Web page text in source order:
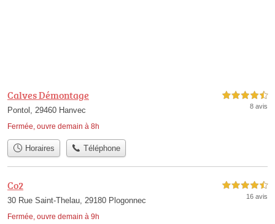
Calves Démontage
Pontol, 29460 Hanvec
Fermée, ouvre demain à 8h
4,5 étoiles sur 5
8 avis
Horaires Téléphone
Co2
30 Rue Saint-Thelau, 29180 Plogonnec
Fermée, ouvre demain à 9h
4,5 étoiles sur 5
16 avis